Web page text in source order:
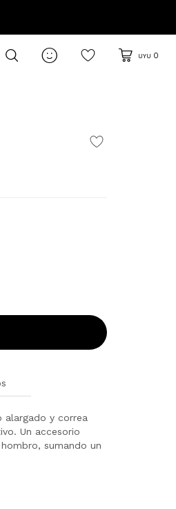
 UYU 0
alargado y correa
Un accesorio
sumando un